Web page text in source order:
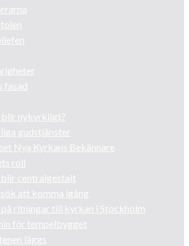
fasad
blir nykyrkligt?
gudstjänster
Nya Kyrkans Bekännare
roll
centralgestalt
att komma igång
på ritningar till kyrkan i Stockholm
för tempelbygget
läggs